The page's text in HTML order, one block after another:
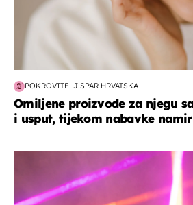
POKROVITELJ SPAR HRVATSKA
Omiljene proizvode za njegu
i usput, tijekom nabavke